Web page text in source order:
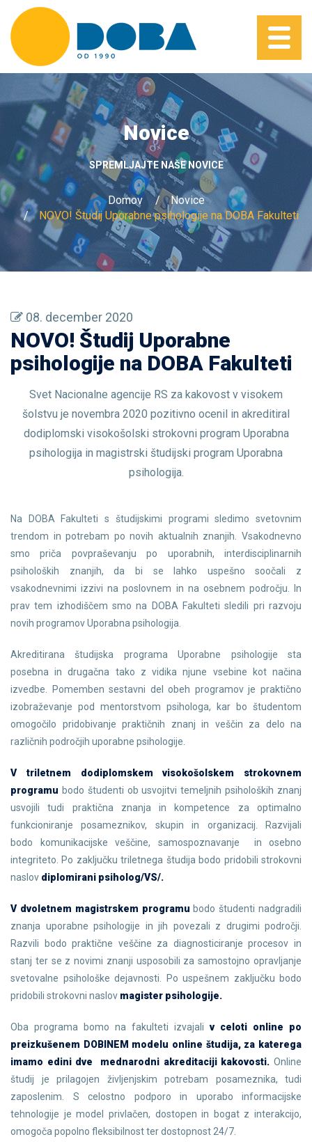
Novice
SPREMLJAJTE NAŠE NOVICE
Domov
Novice
NOVO! Študij Uporabne psihologije na DOBA Fakulteti
08. december 2020
NOVO! Študij Uporabne
psihologije na DOBA Fakulteti
Svet Nacionalne agencije RS za kakovost v visokem
šolstvu je novembra 2020 pozitivno ocenil in akreditiral
dodiplomski visokošolski strokovni program Uporabna
psihologija in magistrski študijski program Uporabna
psihologija.
Na DOBA Fakulteti s študijskimi programi sledimo svetovnim
trendom in potrebam po novih aktualnih znanjih. Vsakodnevno
smo priča povpraševanju po uporabnih, interdisciplinarnih
psiholoških znanjih, da bi se lahko uspešno soočali z
vsakodnevnimi izzivi na poslovnem in na osebnem področju. In
prav tem izhodiščem smo na DOBA Fakulteti sledili pri razvoju
novih programov Uporabna psihologija.
Akreditirana študijska programa Uporabne psihologije sta
posebna in drugačna tako z vidika njune vsebine kot načina
izvedbe. Pomemben sestavni del obeh programov je praktično
izobraževanje pod mentorstvom psihologa, kar bo študentom
omogočilo pridobivanje praktičnih znanj in veščin za delo na
različnih področjih uporabne psihologije.
V triletnem dodiplomskem visokošolskem strokovnem
programu bodo študenti ob usvojitvi temeljnih psiholoških znanj
usvojili tudi praktična znanja in kompetence za optimalno
funkcioniranje posameznikov, skupin in organizacij. Razvijali
bodo komunikacijske veščine, samospoznavanje in osebno
integriteto. Po zaključku triletnega študija bodo pridobili strokovni
naslov diplomirani psiholog/VS/.
V dvoletnem magistrskem programu bodo študenti nadgradili
znanja uporabne psihologije in jih povezali z drugimi področji.
Razvili bodo praktične veščine za diagnosticiranje procesov in
stanj ter se z novimi znanji usposobili za samostojno opravljanje
svetovalne psihološke dejavnosti. Po uspešnem zaključku bodo
pridobili strokovni naslov magister psihologije.
Oba programa bomo na fakulteti izvajaliv celoti online po
preizkušenem DOBINEM modelu online študija, za katerega
imamo edini dve mednarodni akreditaciji kakovosti. Online
študij je prilagojen življenjskim potrebam posameznika, tudi
zaposlenim. S celostno podporo in uporabo informacijske
tehnologije je model privlačen, dostopen in bogat z interakcijo,
omogoča popolno fleksibilnost ter dostopnost 24/7.